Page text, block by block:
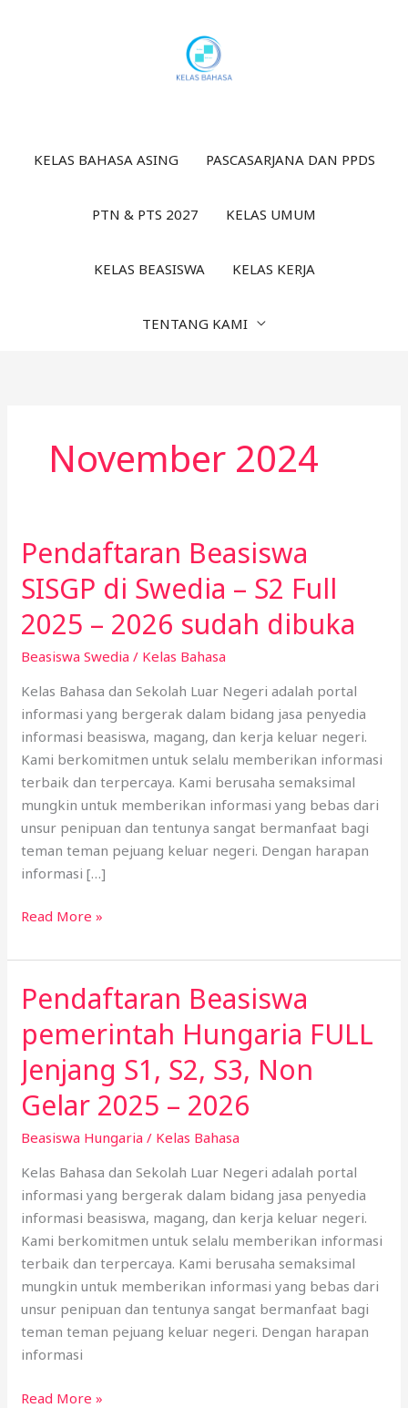
KELAS BAHASA ASING PASCASARJANA DAN PPDS
PTN & PTS 2027 KELAS UMUM
KELAS BEASISWA KELAS KERJA
TENTANG KAMI
November 2024
Pendaftaran Beasiswa
SISGP di Swedia – S2 Full
2025 – 2026 sudah dibuka
Beasiswa Swedia / Kelas Bahasa
Kelas Bahasa dan Sekolah Luar Negeri adalah portal
informasi yang bergerak dalam bidang jasa penyedia
informasi beasiswa, magang, dan kerja keluar negeri.
Kami berkomitmen untuk selalu memberikan informasi
terbaik dan terpercaya. Kami berusaha semaksimal
mungkin untuk memberikan informasi yang bebas dari
unsur penipuan dan tentunya sangat bermanfaat bagi
teman teman pejuang keluar negeri. Dengan harapan
informasi […]
Pendaftaran
Beasiswa
SISGP
di
Swedia
–
dibuka
Read More »
Pendaftaran Beasiswa
pemerintah Hungaria FULL
Jenjang S1, S2, S3, Non
Gelar 2025 – 2026
Beasiswa Hungaria / Kelas Bahasa
Kelas Bahasa dan Sekolah Luar Negeri adalah portal
informasi yang bergerak dalam bidang jasa penyedia
informasi beasiswa, magang, dan kerja keluar negeri.
Kami berkomitmen untuk selalu memberikan informasi
terbaik dan terpercaya. Kami berusaha semaksimal
mungkin untuk memberikan informasi yang bebas dari
unsur penipuan dan tentunya sangat bermanfaat bagi
teman teman pejuang keluar negeri. Dengan harapan
informasi
Pendaftaran
Beasiswa
pemerintah
Hungaria
FULL
Jenjang
S3,
Non
Gelar
2025
–
2026
Read More »